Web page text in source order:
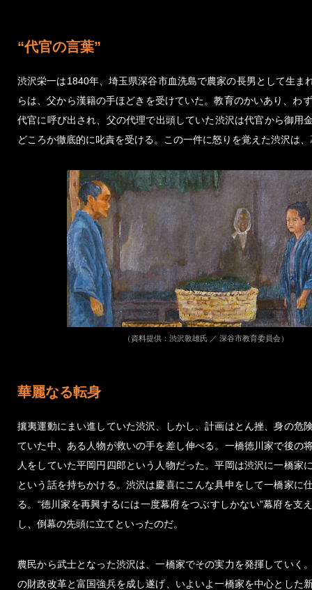
“代官の言葉”
渋沢栄一は1840年、埼玉県深谷市血洗島で農家の長男として生
らは、父から漢籍の手ほどきを受けていた。教育のかいあり、
代官に呼び出され、父の代理で出頭していた渋沢は代官から御
どころか徹底的に叱責を受ける。この一件に怒りを覚えた渋沢は
（資料提供：渋沢敦雄氏 ／ 深谷市教育委員会）
華麗なる転身
攘夷運動にまい進していた渋沢、しかし、計画はとん挫、身の危
ていた中、ある人物が救いの手を差し伸べる。一橋徳川家で後の
人をしていた平岡円四郎という人物だった。平岡は渋沢に一橋家
という話を持ちかける。渋沢は慶喜にこんな具申をして一橋家に
る。“徳川家を再興するには一度幕府をつぶすしかない”幕府を支
し、倒幕の先頭に立てといったのだ。
農民から武士となった渋沢は、一橋家でその実力を発揮していく
の財政改革と富国強兵を成し遂げ、いよいよ一橋家を中心とした